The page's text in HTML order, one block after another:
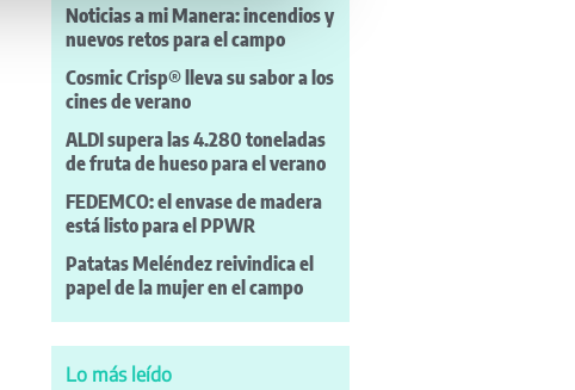
Noticias a mi Manera: incendios y
nuevos retos para el campo
Cosmic Crisp® lleva su sabor a los
cines de verano
ALDI supera las 4.280 toneladas
de fruta de hueso para el verano
FEDEMCO: el envase de madera
está listo para el PPWR
Patatas Meléndez reivindica el
papel de la mujer en el campo
Lo más leído